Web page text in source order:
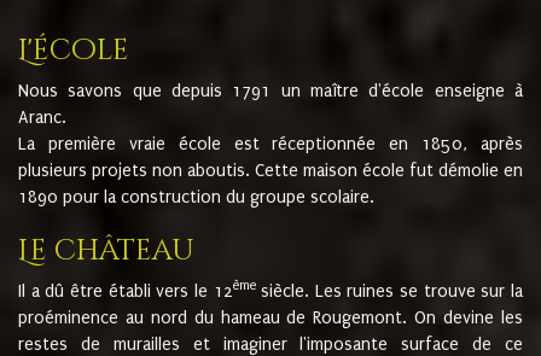
L'école
Nous savons que depuis 1791 un maître d'école enseigne à
Aranc.
La première vraie école est réceptionnée en 1850, après
plusieurs projets non aboutis. Cette maison école fut démolie en
1890 pour la construction du groupe scolaire.
Le château
Il a dû être établi vers le 12èmesiècle. Les ruines se trouve sur la
proéminence au nord du hameau de Rougemont. On devine les
restes de murailles et imaginer l'imposante surface de ce